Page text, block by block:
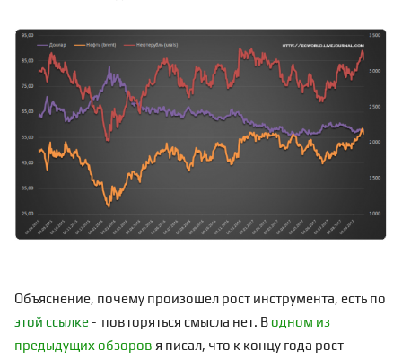
Объяснение, почему произошел рост инструмента, есть по
этой ссылке- повторяться смысла нет. В одном из
предыдущих обзоров я писал, что к концу года рост